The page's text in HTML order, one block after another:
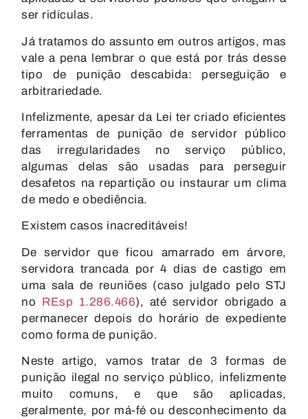
ser ridículas.
Já tratamos do assunto em outros artigos, mas
vale a pena lembrar o que está por trás desse
tipo de punição descabida:
perseguição e
arbitrariedade.
Infelizmente, apesar da Lei ter criado eficientes
ferramentas de punição de servidor público
das irregularidades no serviço público,
algumas delas são usadas para perseguir
desafetos na repartição ou instaurar um clima
de medo e obediência.
Existem casos inacreditáveis!
De servidor queficou amarrado em árvore,
servidora trancada por 4 dias de castigo em
uma sala de reuniões (caso julgado pelo STJ
no REsp 1.286.466), até servidor obrigado a
permanecer depois do horário de expediente
como forma de punição.
Neste artigo, vamos tratar de 3 formas de
punição ilegal no serviço público, infelizmente
muito comuns, e que são aplicadas,
geralmente, por má-fé ou desconhecimento da